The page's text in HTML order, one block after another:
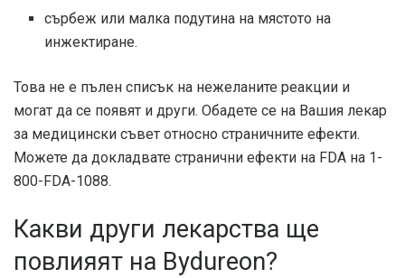
сърбеж или малка подутина на мястото на
инжектиране.
Това не е пълен списък на нежеланите реакции и
могат да се появят и други. Обадете се на Вашия лекар
за медицински съвет относно страничните ефекти.
Можете да докладвате странични ефекти на FDA на 1-
800-FDA-1088.
Какви други лекарства ще
повлияят на Bydureon?